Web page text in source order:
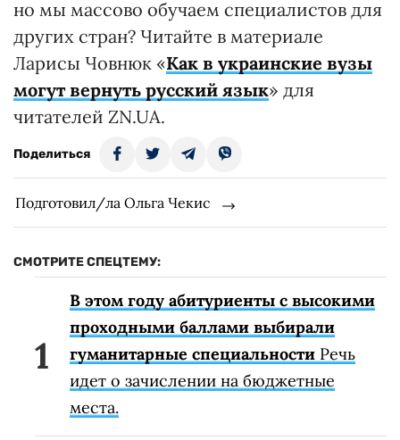
но мы массово обучаем специалистов для
других стран? Читайте в материале
Ларисы Човнюк «Как в украинские вузы
могут вернуть русский язык» для
читателей ZN.UA.
Поделиться
Подготовил/ла Ольга Чекис
СМОТРИТЕ СПЕЦТЕМУ:
В этом году абитуриенты с высокими
проходными баллами выбирали
гуманитарные специальности Речь
идет о зачислении на бюджетные
места.